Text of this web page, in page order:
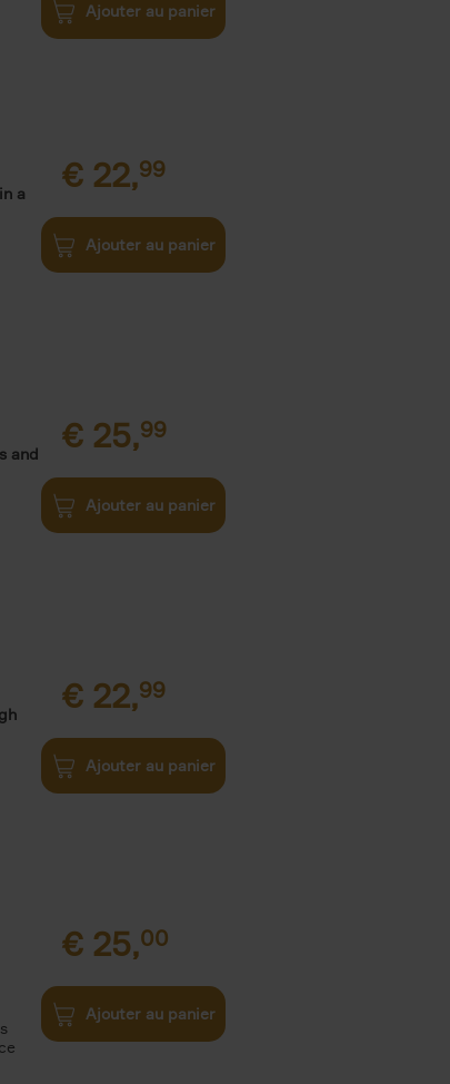
Ajouter au panier
a
€ 22,99
Ajouter au panier
and
€ 25,99
Ajouter au panier
€ 22,99
Ajouter au panier
€ 25,00
Ajouter au panier